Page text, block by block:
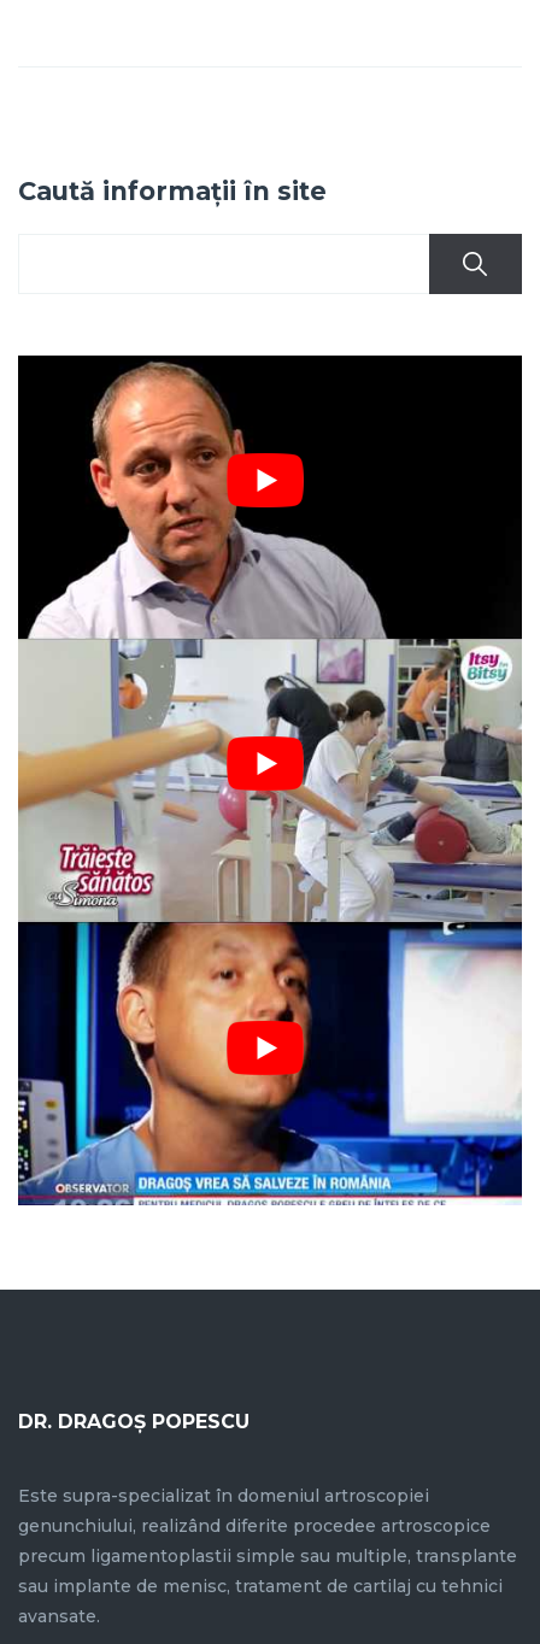
Caută informații în site
DR. DRAGOȘ POPESCU
Este supra-specializat în domeniul artroscopiei
genunchiului, realizând diferite procedee artroscopice
precum ligamentoplastii simple sau multiple, transplante
sau implante de menisc, tratament de cartilaj cu tehnici
avansate.